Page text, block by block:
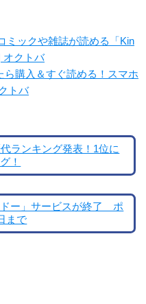
ミックや雑誌が読める「Kin
オクトバ
ら購入＆すぐ読める！スマホ
トバ
ランキング発表！1位に
！
ドー」サービスが終了 ポ
まで